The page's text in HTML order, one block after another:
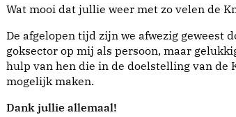
Wat mooi dat jullie weer met zo velen de
De afgelopen tijd zijn we afwezig geweest
goksector op mij als persoon, maar
hulp van hen die in de doelstelling van de
mogelijk maken.
Dank jullie allemaal!